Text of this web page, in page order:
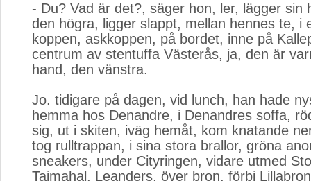
- Du? Vad är det?, säger hon, ler, lägger sin
den högra, ligger slappt, mellan hennes te, i
koppen, askkoppen, på bordet, inne på
centrum av stentuffa Västerås, ja, den är
hand, den vänstra.
Jo. tidigare på dagen, vid lunch, han hade
hemma hos Denandre, i Denandres soffa,
sig, ut i skiten, iväg hemåt, kom knatande
tog rulltrappan, i sina stora brallor, gröna
sneakers, under Cityringen, vidare utmed
Tajmahal, Leanders, över bron, förbi